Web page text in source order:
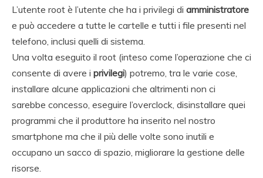
L’utente root è l’utente che ha i privilegi di amministratore
e può accedere a tutte le cartelle e tutti i file presenti nel
telefono, inclusi quelli di sistema.
Una volta eseguito il root (inteso come l’operazione che ci
consente di avere i privilegi) potremo, tra le varie cose,
installare alcune applicazioni che altrimenti non ci
sarebbe concesso, eseguire l’overclock, disinstallare quei
programmi che il produttore ha inserito nel nostro
smartphone ma che il più delle volte sono inutili e
occupano un sacco di spazio, migliorare la gestione delle
risorse.